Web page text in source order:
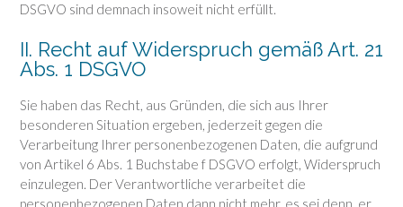
DSGVO sind demnach insoweit nicht erfüllt.
II. Recht auf Widerspruch gemäß Art. 21
Abs. 1 DSGVO
Sie haben das Recht, aus Gründen, die sich aus Ihrer
besonderen Situation ergeben, jederzeit gegen die
Verarbeitung Ihrer personenbezogenen Daten, die aufgrund
von Artikel 6 Abs. 1 Buchstabe f DSGVO erfolgt, Widerspruch
einzulegen. Der Verantwortliche verarbeitet die
personenbezogenen Daten dann nicht mehr, es sei denn, er